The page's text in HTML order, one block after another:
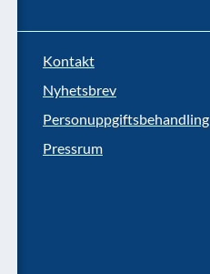
Kontakt
Nyhetsbrev
Personuppgiftsbehandling
Pressrum